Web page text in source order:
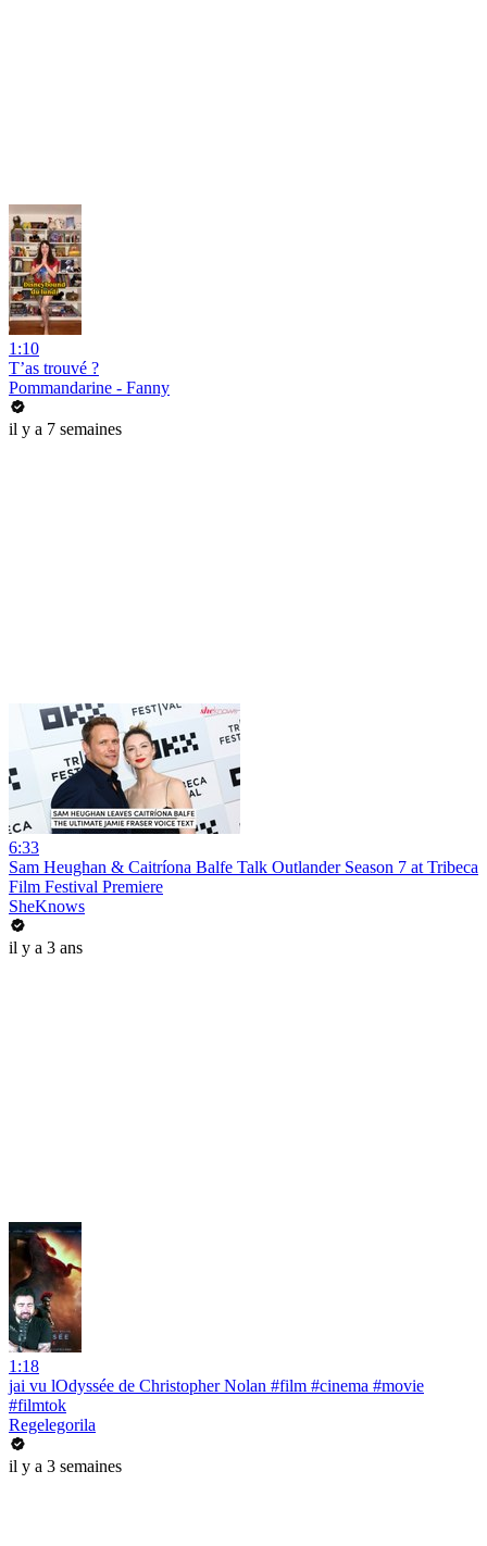
1:10
T’as trouvé ?
Pommandarine - Fanny
il y a 7 semaines
6:33
Sam Heughan & Caitríona Balfe Talk Outlander Season 7 at Tribeca
Film Festival Premiere
SheKnows
il y a 3 ans
1:18
jai vu lOdyssée de Christopher Nolan #film #cinema #movie
#filmtok
Regelegorila
il y a 3 semaines